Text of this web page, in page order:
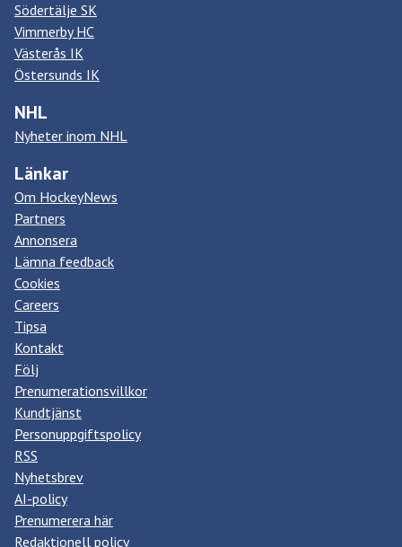
Södertälje SK
Vimmerby HC
Västerås IK
Östersunds IK
NHL
Nyheter inom NHL
Länkar
Om HockeyNews
Partners
Annonsera
Lämna feedback
Cookies
Careers
Tipsa
Kontakt
Följ
Prenumerationsvillkor
Kundtjänst
Personuppgiftspolicy
RSS
Nyhetsbrev
AI-policy
Prenumerera här
Redaktionell policy